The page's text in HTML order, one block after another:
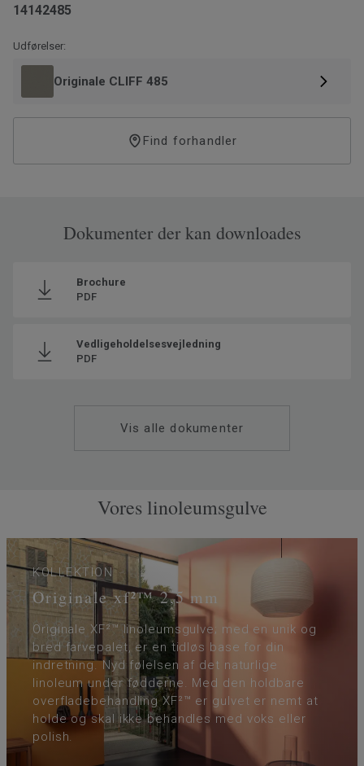
14142485
Udførelser:
Originale CLIFF 485
Find forhandler
Dokumenter der kan downloades
Brochure
PDF
Vedligeholdelsesvejledning
PDF
Vis alle dokumenter
Vores linoleumsgulve
KOLLEKTION
Originale xf²™ 2,5 mm
Originale XF²™ linoleumsgulve; med en unik og
bred farvepalet, er en tidløs base for din
indretning. Nyd følelsen af det naturlige
linoleum under fødderne. Med den holdbare
overfladebehandling XF²™ er gulvet er nemt at
holde og skal ikke behandles med voks eller
polish.